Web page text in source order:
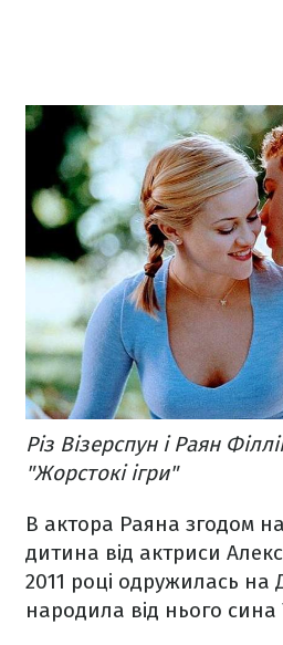
Різ Візерспун і Раян
"Жорстокі ігри"
В актора Раяна згодом
дитина від актриси
2011 році одружилась на
народила від нього сина